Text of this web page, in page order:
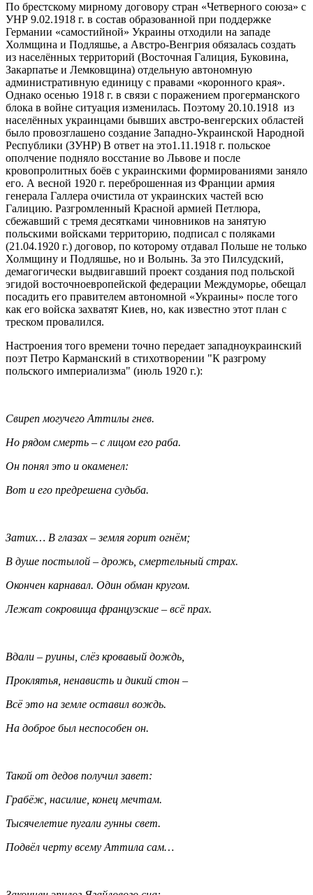
По брестскому мирному договору стран «Четверного союза» с
УНР 9.02.1918 г. в состав образованной при поддержке
Германии «самостийной» Украины отходили на западе
Холмщина и Подляшье, а Австро-Венгрия обязалась создать
из населённых территорий (Восточная Галиция, Буковина,
Закарпатье и Лемковщина) отдельную автономную
административную единицу с правами «коронного края».
Однако осенью 1918 г. в связи с поражением прогерманского
блока в войне ситуация изменилась. Поэтому 20.10.1918 из
населённых украинцами бывших австро-венгерских областей
было провозглашено создание Западно-Украинской Народной
Республики (ЗУНР) В ответ на это1.11.1918 г. польское
ополчение подняло восстание во Львове и после
кровопролитных боёв с украинскими формированиями заняло
его. А весной 1920 г. переброшенная из Франции армия
генерала Галлера очистила от украинских частей всю
Галицию. Разгромленный Красной армией Петлюра,
сбежавший с тремя десятками чиновников на занятую
польскими войсками территорию, подписал с поляками
(21.04.1920 г.) договор, по которому отдавал Польше не только
Холмщину и Подляшье, но и Волынь. За это Пилсудский,
демагогически выдвигавший проект создания под польской
эгидой восточноевропейской федерации Междуморье, обещал
посадить его правителем автономной «Украины» после того
как его войска захватят Киев, но, как известно этот план с
треском провалился.
Настроения того времени точно передает западноукраинский
поэт Петро Карманский в стихотворении "К разгрому
польского империализма" (июль 1920 г.):
Свиреп могучего Аттилы гнев.
Но рядом смерть – с лицом его раба.
Он понял это и окаменел:
Вот и его предрешена судьба.
Затих… В глазах – земля горит огнём;
В душе постылой – дрожь, смертельный страх.
Окончен карнавал. Один обман кругом.
Лежат сокровища французские – всё прах.
Вдали – руины, слёз кровавый дождь,
Проклятья, ненависть и дикий стон –
Всё это на земле оставил вождь.
На доброе был неспособен он.
Такой от дедов получил завет:
Грабёж, насилие, конец мечтам.
Тысячелетие пугали гунны свет.
Подвёл черту всему Аттила сам…